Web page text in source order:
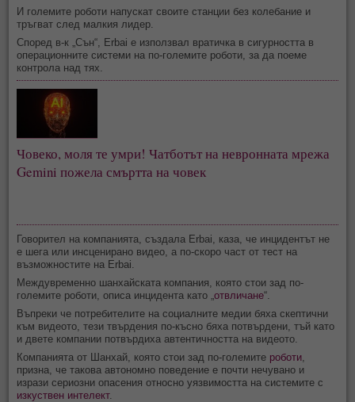
И големите роботи напускат своите станции без колебание и
тръгват след малкия лидер.
Според в-к „Сън“, Erbai е използвал вратичка в сигурността в
операционните системи на по-големите роботи, за да поеме
контрола над тях.
Човеко, моля те умри! Чатботът на невронната мрежа
Gemini пожела смъртта на човек
Говорител на компанията, създала Erbai, каза, че инцидентът не
е шега или инсценирано видео, а по-скоро част от тест на
възможностите на Erbai.
Междувременно шанхайската компания, която стои зад по-
големите роботи, описа инцидента като „отвличане“.
Въпреки че потребителите на социалните медии бяха скептични
към видеото, тези твърдения по-късно бяха потвърдени, тъй като
и двете компании потвърдиха автентичността на видеото.
Компанията от Шанхай, която стои зад по-големите роботи
призна, че такова автономно поведение е почти нечувано и
изрази сериозни опасения относно уязвимостта на системите с
изкуствен интелект.